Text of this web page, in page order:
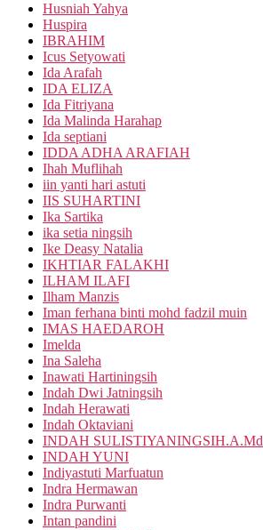
Husniah Yahya
Huspira
IBRAHIM
Icus Setyowati
Ida Arafah
IDA ELIZA
Ida Fitriyana
Ida Malinda Harahap
Ida septiani
IDDA ADHA ARAFIAH
Ihah Muflihah
iin yanti hari astuti
IIS SUHARTINI
Ika Sartika
ika setia ningsih
Ike Deasy Natalia
IKHTIAR FALAKHI
ILHAM ILAFI
Ilham Manzis
Iman ferhana binti mohd fadzil muin
IMAS HAEDAROH
Imelda
Ina Saleha
Inawati Hartiningsih
Indah Dwi Jatningsih
Indah Herawati
Indah Oktaviani
INDAH SULISTIYANINGSIH.A.Md
INDAH YUNI
Indiyastuti Marfuatun
Indra Hermawan
Indra Purwanti
Intan pandini